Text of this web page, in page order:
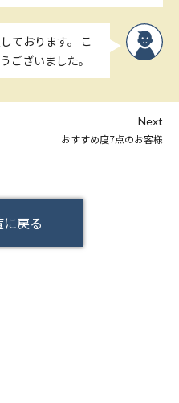
ております。 こ
ございました。
に戻る
Next
おすすめ度7点のお客様